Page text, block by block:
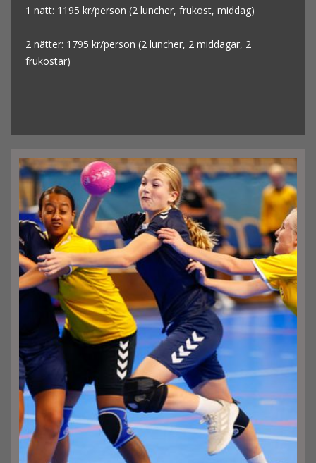
1 natt: 1195 kr/person (2 luncher, frukost, middag)
2 nätter: 1795 kr/person (2 luncher, 2 middagar, 2
frukostar)